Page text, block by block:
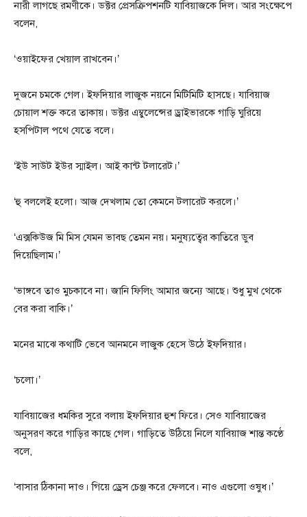
নারী লাগছে রমণীকে। ডক্টর প্রেসক্রিপশনটি যাবিয়াজকে দিল। আর সংক্ষেপে
বলেন,
‘ওয়াইফের খেয়াল রাখবেন।’
দুজনে চমকে গেল। ইফদিয়ার লাজুক নয়নে মিটিমিটি হাসছে। যাবিয়াজ
চোয়াল শক্ত করে তাকায়। ডক্টর এম্বুলেন্সের ড্রাইভারকে গাড়ি ঘুরিয়ে
হসপিটাল পথে যেতে বলে।
‘ইউ সাউট ইউর স্মাইল। আই কান্ট টলারেট।’
‘হু বললেই হলো। আজ দেখলাম তো কেমনে টলারেট করলে।’
‘এক্সকিউজ মি মিস যেমন ভাবছ তেমন নয়। মনুষ্যত্বের কাতিরে ডুব
দিয়েছিলাম।’
‘ভাঙ্গবে তাও মুচকাবে না। জানি ফিলিং আমার জন্যে আছে। শুধু মুখ থেকে
বের করা বাকি।’
মনের মাঝে কথাটি ভেবে আনমনে লাজুক হেসে উঠে ইফদিয়ার।
‘চলো।’
যাবিয়াজের ধমকির সুরে বলায় ইফদিয়ার হুশ ফিরে। সেও যাবিয়াজের
অনুসরণ করে গাড়ির কাছে গেল। গাড়িতে উঠিয়ে নিলে যাবিয়াজ শান্ত কণ্ঠে
বলে,
‘বাসার ঠিকানা দাও। গিয়ে ড্রেস চেঞ্জ করে ফেলবে। নাও এগুলো ওষুধ।’